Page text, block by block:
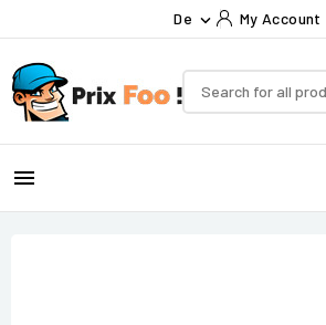
De  My Account
